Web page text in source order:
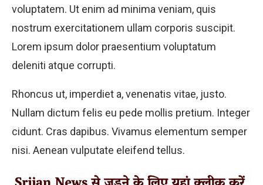
voluptatem. Ut enim ad minima veniam, quis
nostrum exercitationem ullam corporis suscipit.
Lorem ipsum dolor praesentium voluptatum
deleniti atque corrupti.
Rhoncus ut, imperdiet a, venenatis vitae, justo.
Nullam dictum felis eu pede mollis pretium. Integer
cidunt. Cras dapibus. Vivamus elementum semper
nisi. Aenean vulputate eleifend tellus.